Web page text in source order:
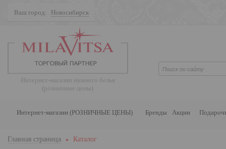
Ваш город: Новосибирск
Интернет-магазин нижнего белья
(розничные цены)
Интернет-магазин (РОЗНИЧНЫЕ ЦЕНЫ) Бренды Акции
Главная страница Каталог